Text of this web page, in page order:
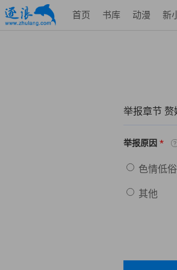
首页 书库 动漫 新
举报章节
举报原因 *
色情低俗
其他